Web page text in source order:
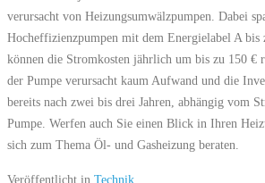
verursacht von Heizungsumwälzpumpen. Dabei
Hocheffizienzpumpen mit dem Energielabel A bis
können die Stromkosten jährlich um bis zu 150 €
der Pumpe verursacht kaum Aufwand und die
bereits nach zwei bis drei Jahren, abhängig vom
Pumpe. Werfen auch Sie einen Blick in Ihren
sich zum Thema Öl- und Gasheizung beraten.
Veröffentlicht in Technik